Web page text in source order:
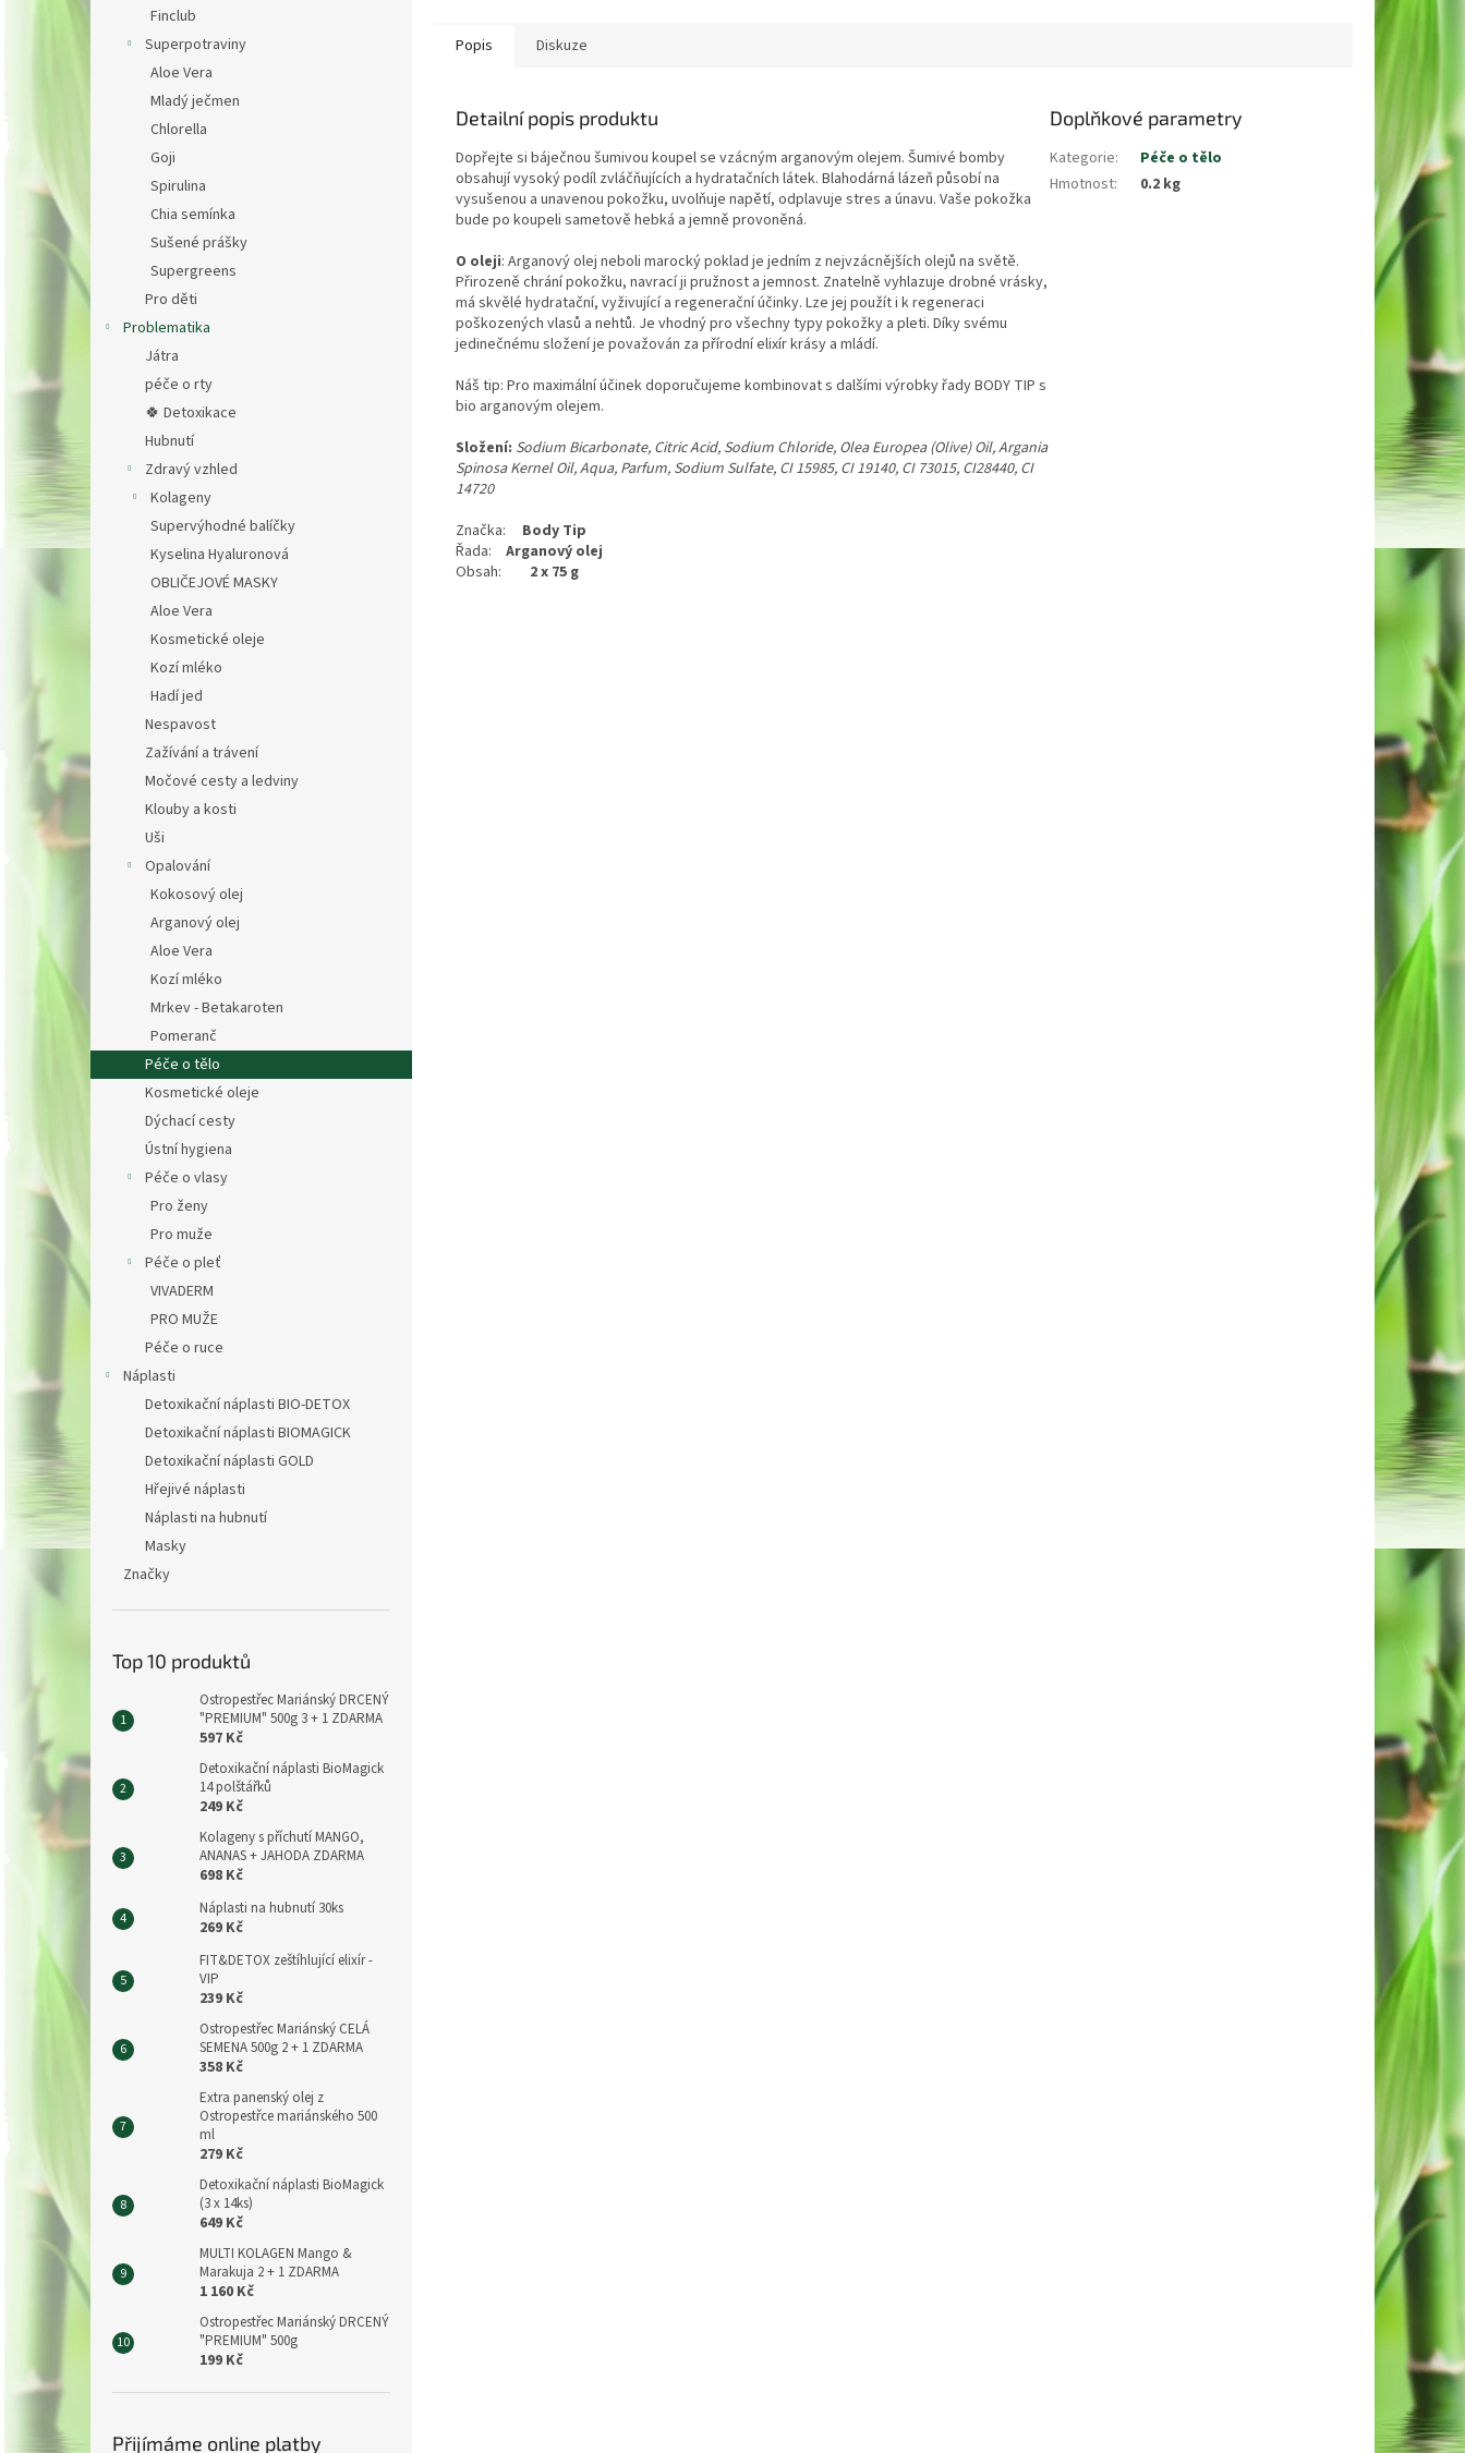
Finclub
Superpotraviny
Aloe Vera
Mladý ječmen
Chlorella
Goji
Spirulina
Chia semínka
Sušené prášky
Supergreens
Pro děti
Problematika
Játra
péče o rty
🍀 Detoxikace
Hubnutí
Zdravý vzhled
Kolageny
Supervýhodné balíčky
Kyselina Hyaluronová
OBLIČEJOVÉ MASKY
Aloe Vera
Kosmetické oleje
Kozí mléko
Hadí jed
Nespavost
Zažívání a trávení
Močové cesty a ledviny
Klouby a kosti
Uši
Opalování
Kokosový olej
Arganový olej
Aloe Vera
Kozí mléko
Mrkev - Betakaroten
Pomeranč
Péče o tělo
Kosmetické oleje
Dýchací cesty
Ústní hygiena
Péče o vlasy
Pro ženy
Pro muže
Péče o pleť
VIVADERM
PRO MUŽE
Péče o ruce
Náplasti
Detoxikační náplasti BIO-DETOX
Detoxikační náplasti BIOMAGICK
Detoxikační náplasti GOLD
Hřejivé náplasti
Náplasti na hubnutí
Masky
Značky
Top 10 produktů
Ostropestřec Mariánský DRCENÝ
"PREMIUM" 500g 3 + 1 ZDARMA
597 Kč
Detoxikační náplasti BioMagick
14 polštářků
249 Kč
Kolageny s příchutí MANGO,
ANANAS + JAHODA ZDARMA
698 Kč
Náplasti na hubnutí 30ks
269 Kč
FIT&DETOX zeštíhlující elixír -
VIP
239 Kč
Ostropestřec Mariánský CELÁ
SEMENA 500g 2 + 1 ZDARMA
358 Kč
Extra panenský olej z
Ostropestřce mariánského 500
ml
279 Kč
Detoxikační náplasti BioMagick
(3 x 14ks)
649 Kč
MULTI KOLAGEN Mango &
Marakuja 2 + 1 ZDARMA
1 160 Kč
Ostropestřec Mariánský DRCENÝ
"PREMIUM" 500g
199 Kč
Přijímáme online platby
Popis Diskuze
Detailní popis produktu
Dopřejte si báječnou šumivou koupel se vzácným arganovým olejem. Šumivé bomby
obsahují vysoký podíl zvláčňujících a hydratačních látek. Blahodárná lázeň působí na
vysušenou a unavenou pokožku, uvolňuje napětí, odplavuje stres a únavu. Vaše pokožka
bude po koupeli sametově hebká a jemně provoněná.
O oleji: Arganový olej neboli marocký poklad je jedním z nejvzácnějších olejů na světě.
Přirozeně chrání pokožku, navrací ji pružnost a jemnost. Znatelně vyhlazuje drobné vrásky,
má skvělé hydratační, vyživující a regenerační účinky. Lze jej použít i k regeneraci
poškozených vlasů a nehtů. Je vhodný pro všechny typy pokožky a pleti. Díky svému
jedinečnému složení je považován za přírodní elixír krásy a mládí.
Náš tip: Pro maximální účinek doporučujeme kombinovat s dalšími výrobky řady BODY TIP s
bio arganovým olejem.
Složení: Sodium Bicarbonate, Citric Acid, Sodium Chloride, Olea Europea (Olive) Oil, Argania
Spinosa Kernel Oil, Aqua, Parfum, Sodium Sulfate, CI 15985, CI 19140, CI 73015, CI28440, CI
14720
Značka:
Body Tip
Řada:
Arganový olej
Obsah:
2 x 75 g
Doplňkové parametry
Kategorie:
Péče o tělo
Hmotnost: 0.2 kg